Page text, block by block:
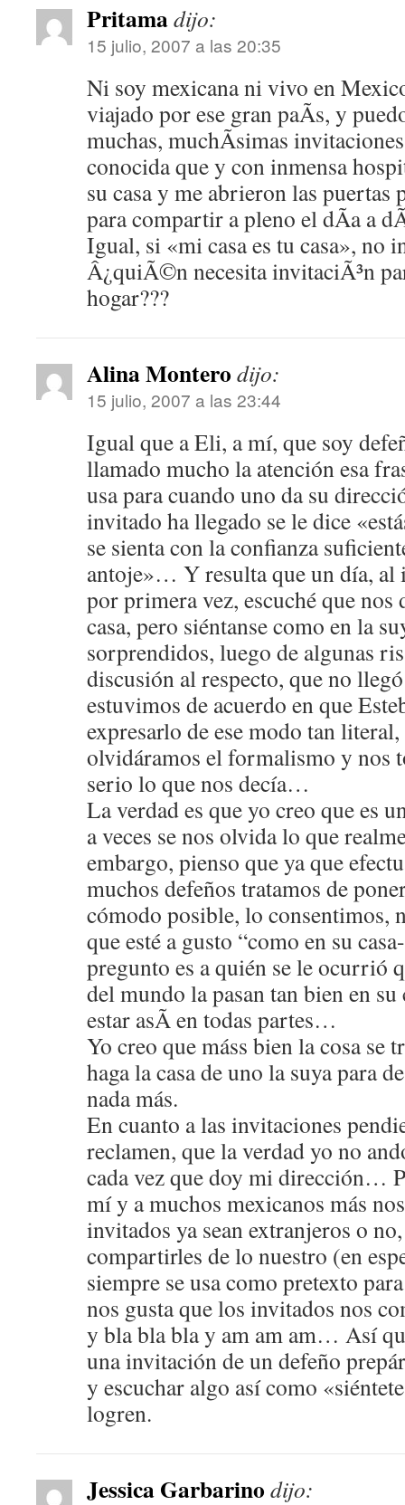
Pritamadijo:
15 julio, 2007 a las 20:35
Ni soy mexicana ni vivo en
viajado por ese gran paÃ­s, y
muchas, muchÃ­simas
conocida que y con inmensa
su casa y me abrieron las puertas
para compartir a pleno el dÃ­a a
Igual, si «mi casa es tu casa»,
Â¿quiÃ©n necesita invitaciÃ³n
hogar???
Alina Montero dijo:
15 julio, 2007 a las 23:44
Igual que a Eli, a mí­, que soy
llamado mucho la atención esa
usa para cuando uno da su
invitado ha llegado se le dice
se sienta con la confianza
antoje»… Y resulta que un día, al
por primera vez, escuché que nos
casa, pero siéntanse como en la
sorprendidos, luego de algunas
discusión al respecto, que no
estuvimos de acuerdo en que
expresarlo de ese modo tan
olvidáramos el formalismo y nos
serio lo que nos decía…
La verdad es que yo creo que es
a veces se nos olvida lo que
embargo, pienso que ya que
muchos defeños tratamos de
cómodo posible, lo consentimos,
que esté a gusto “como en su
pregunto es a quién se le ocurrió
del mundo la pasan tan bien en su
estar asÃ­ en todas partes…
Yo creo que máss bien la cosa se
haga la casa de uno la suya para
nada más.
En cuanto a las invitaciones
reclamen, que la verdad yo no
cada vez que doy mi dirección…
mí y a muchos mexicanos más
invitados ya sean extranjeros o
compartirles de lo nuestro (en
siempre se usa como pretexto
nos gusta que los invitados nos
y bla bla bla y am am am… Así­
una invitación de un defeño
y escuchar algo así como
logren.
Jessica Garbarino dijo: